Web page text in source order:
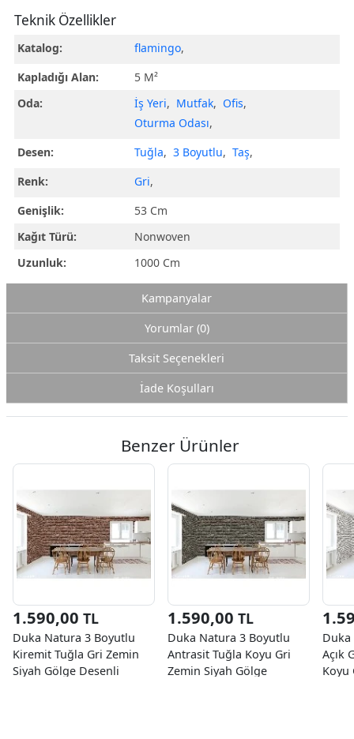
Teknik Özellikler
Katalog: flamingo,
Kapladığı Alan:
5 M²
Oda:
İş Yeri, Mutfak, Ofis,
Oturma Odası,
Desen:
Tuğla, 3 Boyutlu, Taş,
Renk:
Gri,
Genişlik:
53 Cm
Kağıt Türü:
Nonwoven
Uzunluk:
1000 Cm
Kampanyalar
Yorumlar (0)
Taksit Seçenekleri
İade Koşulları
Benzer Ürünler
1.590,00 TL
Duka Natura 3 Boyutlu
Kiremit Tuğla Gri Zemin
Siyah Gölge Desenli
1.590,00 TL
Duka Natura 3 Boyutlu
Antrasit Tuğla Koyu Gri
Zemin Siyah Gölge
Açık
Koyu